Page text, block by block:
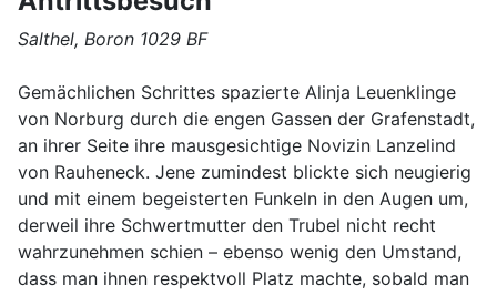
Salthel, Boron 1029 BF
Gemächlichen Schrittes spazierte Alinja Leuenklinge
von Norburg durch die engen Gassen der Grafenstadt,
an ihrer Seite ihre mausgesichtige Novizin Lanzelind
von Rauheneck. Jene zumindest blickte sich neugierig
und mit einem begeisterten Funkeln in den Augen um,
derweil ihre Schwertmutter den Trubel nicht recht
wahrzunehmen schien – ebenso wenig den Umstand,
dass man ihnen respektvoll Platz machte, sobald man